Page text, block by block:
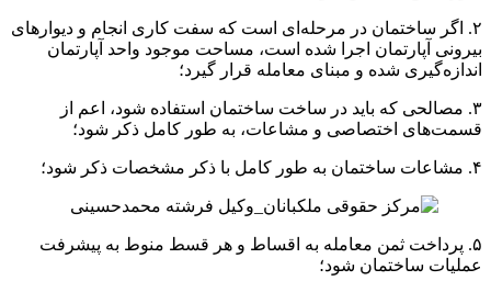
۲. اگر ساختمان در مرحله‌ای است که سفت کاری انجام و دیوار‌های
بیرونی آپارتمان اجرا شده است، مساحت موجود واحد آپارتمان
اندازه‌گیری شده و مبنای معامله قرار گیرد؛
۳. مصالحی که باید در ساخت ساختمان استفاده شود، اعم از
قسمت‌های اختصاصی و مشاعات، به طور کامل ذکر شود؛
۴. مشاعات ساختمان به طور کامل با ذکر مشخصات ذکر شود؛
۵. پرداخت ثمن معامله به اقساط و هر قسط منوط به پیشرفت
عملیات ساختمان شود؛